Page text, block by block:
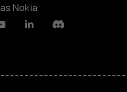
Nokia
LinkedinDiscord